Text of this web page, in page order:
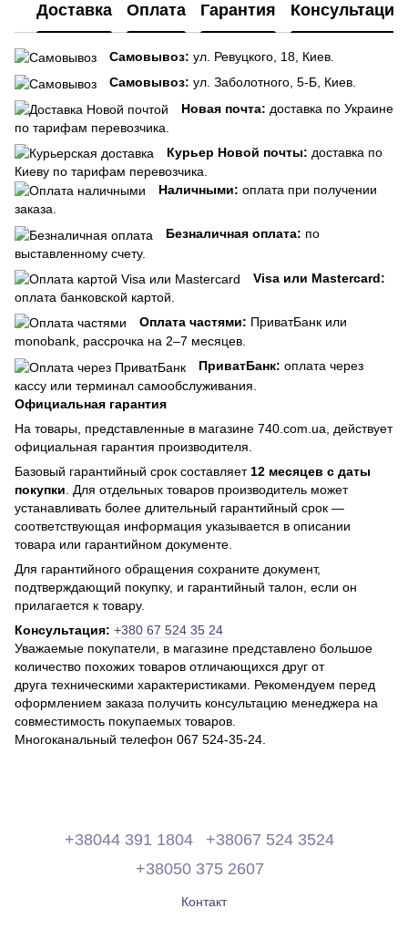
Доставка Оплата Гарантия Консультация
Самовывоз: ул. Ревуцкого, 18, Киев.
Самовывоз: ул. Заболотного, 5-Б, Киев.
Новая почта: доставка по Украине
по тарифам перевозчика.
Курьер Новой почты: доставка по
Киеву по тарифам перевозчика.
Наличными: оплата при получении
заказа.
Безналичная оплата: по
выставленному счету.
Visa или Mastercard:
оплата банковской картой.
Оплата частями: ПриватБанк или
monobank, рассрочка на 2–7 месяцев.
ПриватБанк: оплата через
кассу или терминал самообслуживания.
Официальная гарантия
На товары, представленные в магазине 740.com.ua, действует
официальная гарантия производителя.
Базовый гарантийный срок составляет 12 месяцев с даты
покупки . Для отдельных товаров производитель может
устанавливать более длительный гарантийный срок —
соответствующая информация указывается в описании
товара или гарантийном документе.
Для гарантийного обращения сохраните документ,
подтверждающий покупку, и гарантийный талон, если он
прилагается к товару.
Консультация: +380 67 524 35 24
Уважаемые покупатели, в магазине представлено большое
количество похожих товаров отличающихся друг от
друга техническими характеристиками. Рекомендуем перед
оформлением заказа получить консультацию менеджера на
совместимость покупаемых товаров.
Многоканальный телефон 067 524-35-24.
+38044 391 1804
+38067 524 3524
+38050 375 2607
Контакт